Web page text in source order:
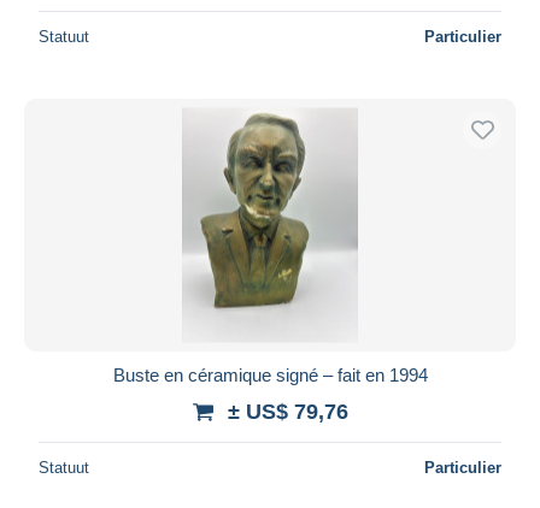
Statuut Particulier
Buste en céramique signé – fait en 1994
± US$ 79,76
Statuut Particulier